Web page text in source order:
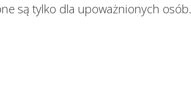
są tylko dla upoważnionych osób.